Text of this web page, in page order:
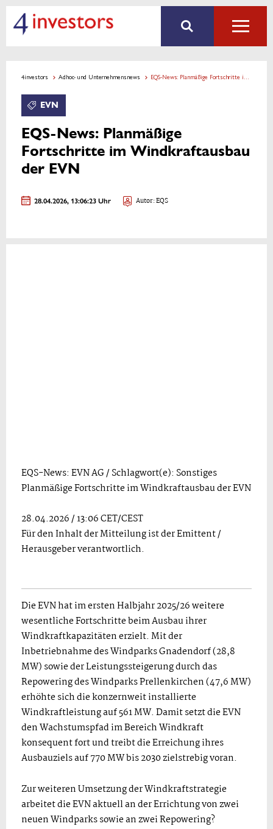
4investors Adhoc- und Unternehmensnews EQS-News: Planmäßige Fortschritte im Windkraftausbau der EVN
EVN
EQS-News: Planmäßige
Fortschritte im Windkraftausbau
der EVN
28.04.2026, 13:06:23 Uhr Autor: EQS
EQS-News: EVN AG / Schlagwort(e): Sonstiges
Planmäßige Fortschritte im Windkraftausbau der EVN
28.04.2026 / 13:06 CET/CEST
Für den Inhalt der Mitteilung ist der Emittent /
Herausgeber verantwortlich.
Die EVN hat im ersten Halbjahr 2025/26 weitere
wesentliche Fortschritte beim Ausbau ihrer
Windkraftkapazitäten erzielt. Mit der
Inbetriebnahme des Windparks Gnadendorf (28,8
MW) sowie der Leistungssteigerung durch das
Repowering des Windparks Prellenkirchen (47,6 MW)
erhöhte sich die konzernweit installierte
Windkraftleistung auf 561 MW. Damit setzt die EVN
den Wachstumspfad im Bereich Windkraft
konsequent fort und treibt die Erreichung ihres
Ausbauziels auf 770 MW bis 2030 zielstrebig voran.
Zur weiteren Umsetzung der Windkraftstrategie
arbeitet die EVN aktuell an der Errichtung von zwei
neuen Windparks sowie an zwei Repowering?